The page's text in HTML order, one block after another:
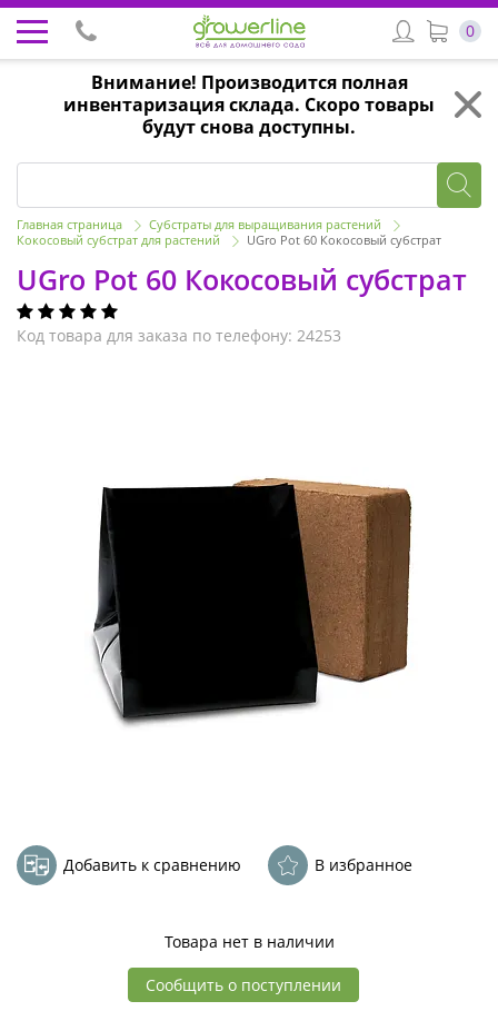
Внимание! Производится полная
инвентаризация склада. Скоро товары
будут снова доступны.
0
Главная страница
Субстраты для выращивания растений
Кокосовый субстрат для растений
UGro Pot 60 Кокосовый субстрат
UGro Pot 60 Кокосовый субстрат
Код товара для заказа по телефону: 24253
Добавить к сравнению В избранное
Товара нет в наличии
Сообщить о поступлении